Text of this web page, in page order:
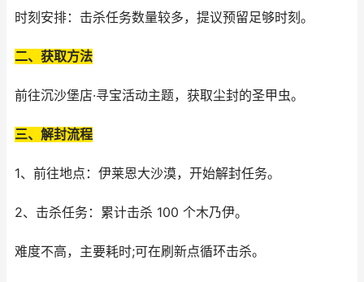
时刻安排：击杀任务数量较多，提议预留足够时刻。
二、获取方法
前往沉沙堡店·寻宝活动主题，获取尘封的圣甲虫。
三、解封流程
1、前往地点：伊莱恩大沙漠，开始解封任务。
2、击杀任务：累计击杀 100 个木乃伊。
难度不高，主要耗时;可在刷新点循环击杀。